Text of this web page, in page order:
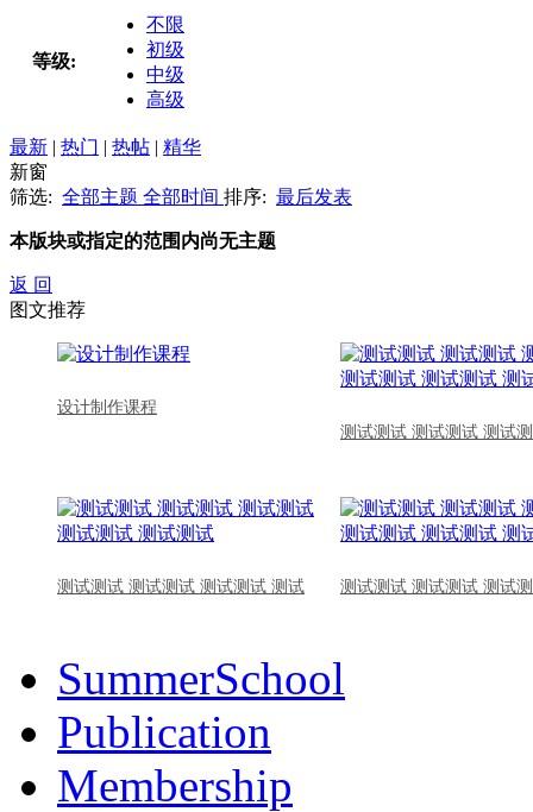
等级:
不限
初级
中级
高级
最新 | 热门 | 热帖 | 精华
新窗
筛选: 全部主题 全部时间 排序: 最后发表
本版块或指定的范围内尚无主题
返 回
图文推荐
设计制作课程
测试测试 测试测试 测试
测试测试 测试测试 测试测试 测试 测试测试 测试测试 测试
SummerSchool
Publication
Membership